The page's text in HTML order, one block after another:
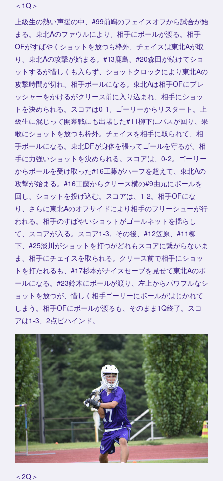
＜1Q＞
上級生の熱い声援の中、#99前嶋のフェイスオフから試合が始
まる。東北Aのファウルにより、相手にボールが渡る。相手
OFがすばやくショットを放つも枠外、チェイスは東北Aが取
り、東北Aの攻撃が始まる。#13鹿島、#20森田が続けてショ
ットするが惜しくも入らず、ショットクロックにより東北Aの
攻撃時間が切れ、相手ボールになる。東北Aは相手OFにプレ
ッシャーをかけるがクリース前に入り込まれ、相手にショッ
トを決められる。スコアは0-1。ゴーリーからリスタート。上
級生に混じって開幕戦にも出場した#11柳下にパスが回り、果
敢にショットを放つも枠外。チェイスを相手に取られて、相
手ボールになる。東北DFが身体を張ってゴールを守るが、相
手に力強いショットを決められる。スコアは、0-2。ゴーリー
からボールを受け取った#16工藤がハーフを超えて、東北Aの
攻撃が始まる。#16工藤からクリース横の#9由元にボールを
回し、ショットを投げ込む。スコアは、1-2。相手OFにな
り、さらに東北Aのオフサイドにより相手のフリーシューが行
われる。相手のすばやいショットがゴールネットを揺らし
て、スコアが入る。スコア1-3。その後、#12笠原、#11柳
下、#25淡川がショットを打つがどれもスコアに繋がらないま
ま、相手にチェイスを取られる。クリース前で相手にショッ
トを打たれるも、#17杉本がナイスセーブを見せて東北Aのボ
ールになる。#23鈴木にボールが渡り、左上からパワフルなシ
ョットを放つが、惜しく相手ゴーリーにボールがはじかれて
しまう。相手OFにボールが渡るも、そのまま1Q終了。スコ
アは1-3、2点ビハインド。
＜2Q＞